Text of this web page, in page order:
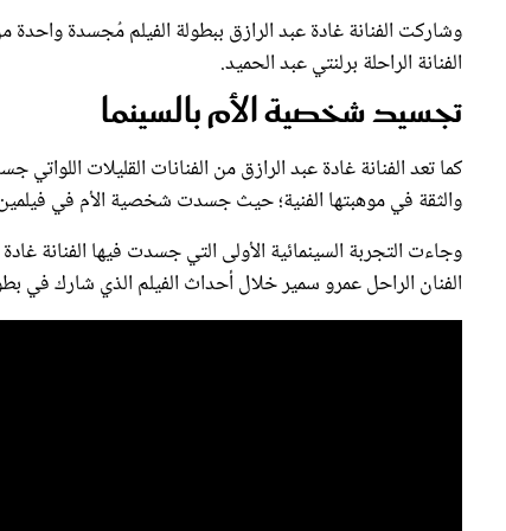
وشاركت الفنانة غادة عبد الرازق ببطولة الفيلم مُجسدة
الفنانة الراحلة برلنتي عبد الحميد.
تجسيد شخصية الأم بالسينما
كما تعد الفنانة غادة عبد الرازق من الفنانات القليلات
والثقة في موهبتها الفنية؛ حيث جسدت شخصية الأم في
الفنان الراحل عمرو سمير خلال أحداث الفيلم الذي شارك في